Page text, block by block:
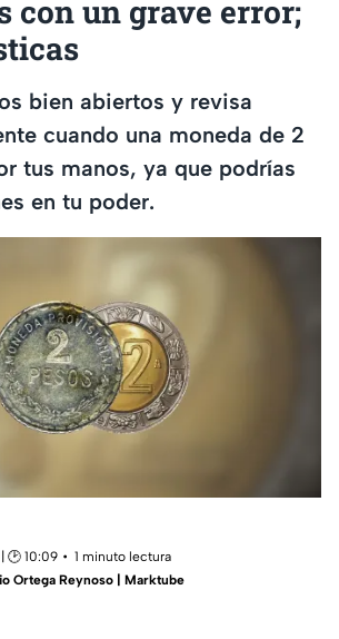
con un grave error;
bien abiertos y revisa
cuando una moneda de 2
tus manos, ya que podrías
en tu poder.
🕑 10:09
1 minuto lectura
Ortega Reynoso | Marktube